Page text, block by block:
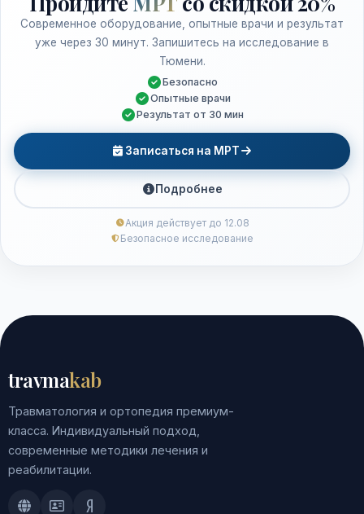
Современное оборудование, опытные врачи и результат
уже через 30 минут. Запишитесь на исследование в
Тюмени.
Безопасно
Опытные врачи
Результат от 30 мин
Записаться на МРТ
Подробнее
Акция действует до 12.08
Безопасное исследование
travmakab
Травматология и ортопедия премиум-
класса. Индивидуальный подход,
современные методики лечения и
реабилитации.